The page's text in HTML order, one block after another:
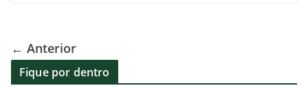
o
k p
← Anterior
Fique por dentro